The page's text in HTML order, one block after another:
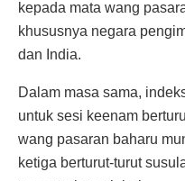
kepada mata wang
khususnya negara
dan India.
Dalam masa sama,
untuk sesi keenam
wang pasaran baharu
ketiga berturut-turut